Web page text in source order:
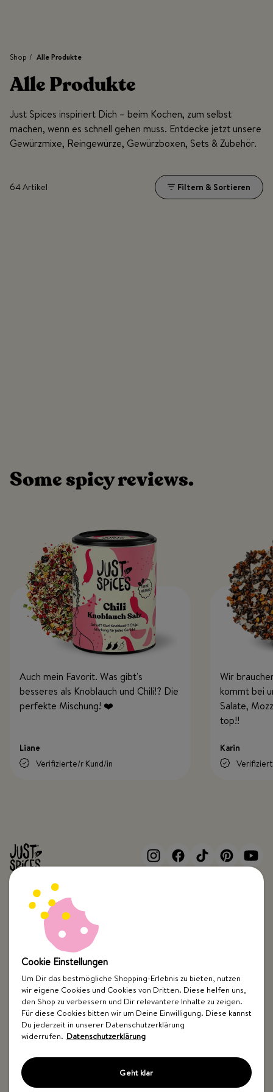
Shop / Alle Produkte
Alle Produkte
Just Spices inspiriert Dich – beim Kochen, zum selbst
machen, wenn es schnell gehen muss. Entdecke jetzt unsere
Gewürzmixe, Reingewürze, Gewürzboxen, Sets & Zubehör.
64 Artikel Filtern & Sortieren
Some spicy reviews.
Auch mein Favorit. Was gibt's
besseres als Knoblauch und Chili!? Die
perfekte Mischung! ❤️
Liane
Verifizierte/r Kund/in
Wir
kommt bei
Salate,
top!!
Karin
Top Kategorien
Just Spices
Hilfe & Kontakt
Impressum WiderrufsbelehrungDatenschutz
Cookie Einstellungen
Um Dir das bestmögliche Shopping-Erlebnis zu bieten, nutzen
wir eigene Cookies und Cookies von Dritten. Diese helfen uns,
den Shop zu verbessern und Dir relevantere Inhalte zu zeigen.
Für diese Cookies bitten wir um Deine Einwilligung. Diese kannst
Du jederzeit in unserer Datenschutzerklärung
widerrufen. Datenschutzerklärung
Geht klar